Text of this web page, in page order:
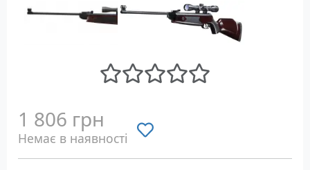
1 806 грн
Немає в наявності